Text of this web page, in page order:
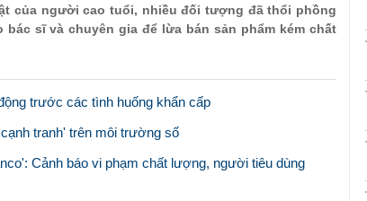
của người cao tuổi, nhiều đối tượng đã thổi phồng
sĩ và chuyên gia để lừa bán sản phẩm kém chất
trước các tình huống khẩn cấp
tranh' trên môi trường số
Cảnh báo vi phạm chất lượng, người tiêu dùng